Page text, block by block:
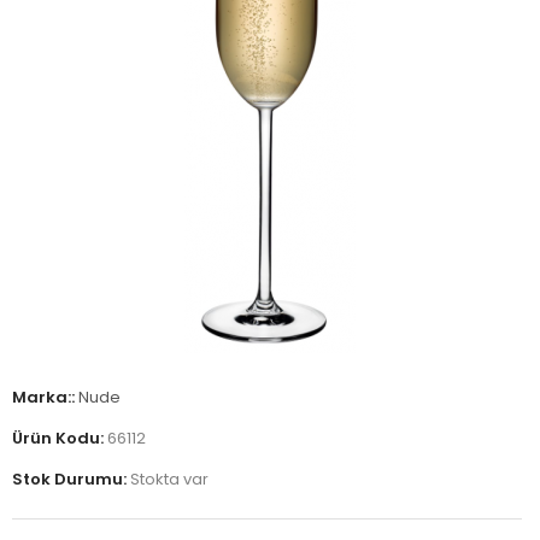
Marka::Nude
Ürün Kodu: 66112
Stok Durumu: Stokta var